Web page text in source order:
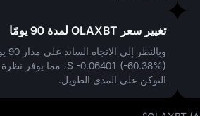
تغيير سعر OLAXBT لمدة 90 يومًا
وبالنظر إلى الاتجاه السائد على مدار 90 يومًا، تحرك السعر
$ -0.06401 (-60.38%)، مما يوفر نظرة
التوكن على المدى الطويل.